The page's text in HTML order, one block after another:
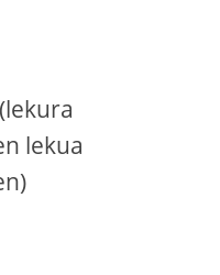
lekua